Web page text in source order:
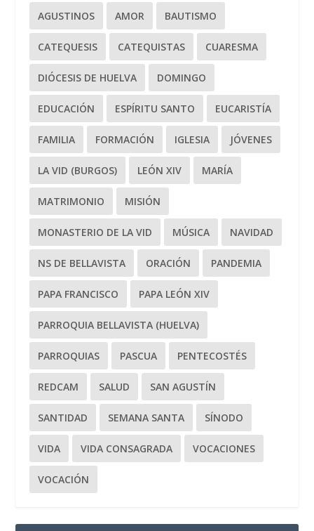
AGUSTINOS AMOR BAUTISMO
CATEQUESIS CATEQUISTAS CUARESMA
DIÓCESIS DE HUELVA DOMINGO
EDUCACIÓN ESPÍRITU SANTO EUCARISTÍA
FAMILIA FORMACIÓN IGLESIA JÓVENES
LA VID (BURGOS) LEÓN XIV MARÍA
MATRIMONIO MISIÓN
MONASTERIO DE LA VID MÚSICA NAVIDAD
NS DE BELLAVISTA ORACIÓN PANDEMIA
PAPA FRANCISCO PAPA LEÓN XIV
PARROQUIA BELLAVISTA (HUELVA)
PARROQUIAS PASCUA PENTECOSTÉS
REDCAM SALUD SAN AGUSTÍN
SANTIDAD SEMANA SANTA SÍNODO
VIDA VIDA CONSAGRADA VOCACIONES
VOCACIÓN